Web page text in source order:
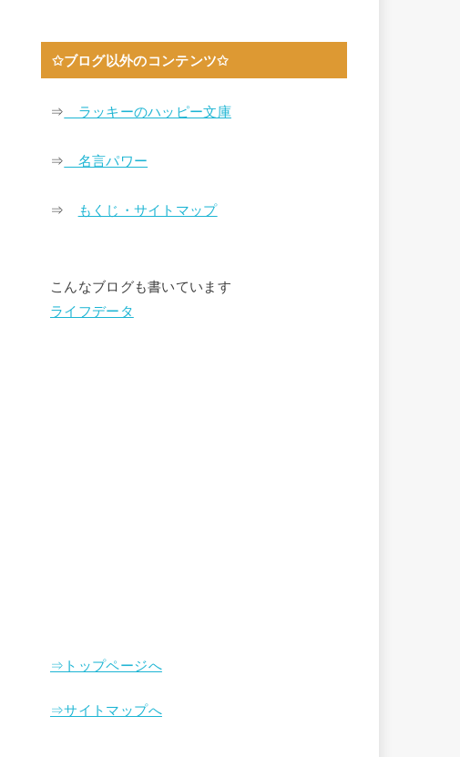
✩ブログ以外のコンテンツ✩
⇒ ラッキーのハッピー文庫
⇒ 名言パワー
⇒ もくじ・サイトマップ
こんなブログも書いています
ライフデータ
⇒トップページへ
⇒サイトマップへ